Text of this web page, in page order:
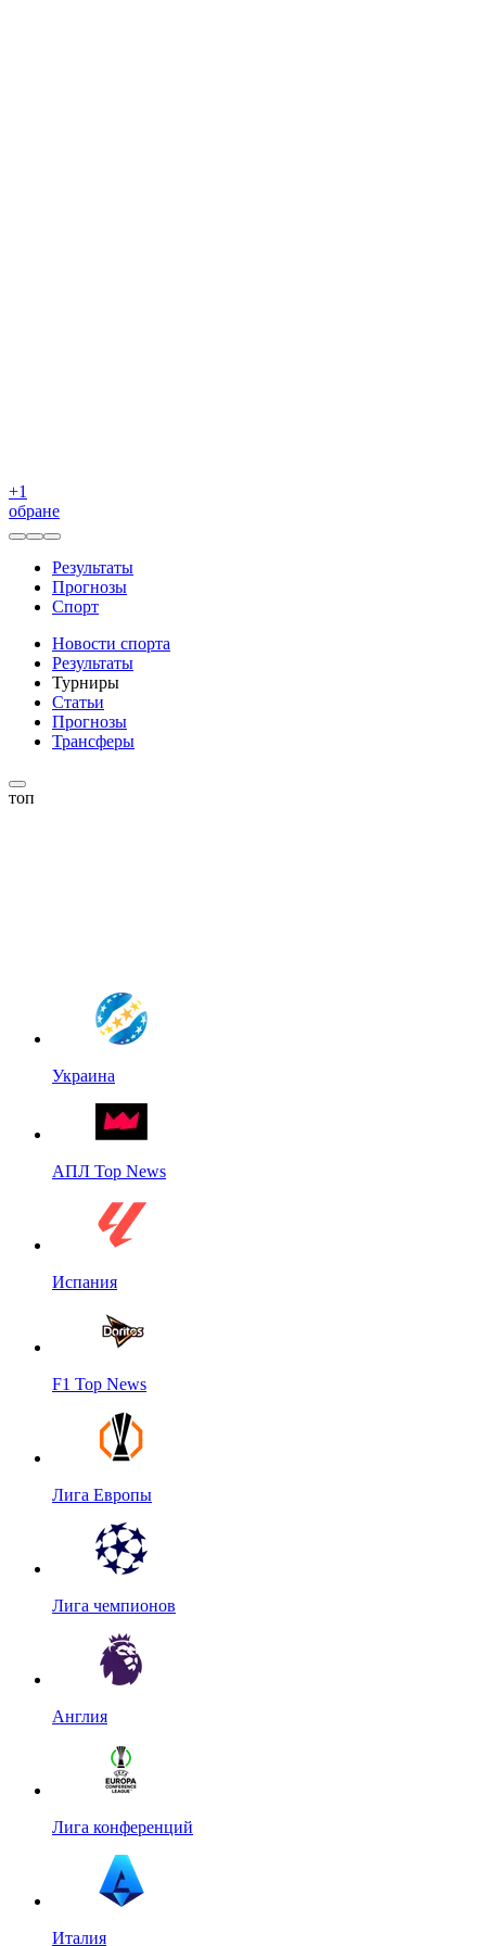
+1
обране
Результаты
Прогнозы
Спорт
Новости спорта
Результаты
Турниры
Статьи
Прогнозы
Трансферы
топ
Украина
АПЛ Top News
Испания
F1 Top News
Лига Европы
Лига чемпионов
Англия
Лига конференций
Италия